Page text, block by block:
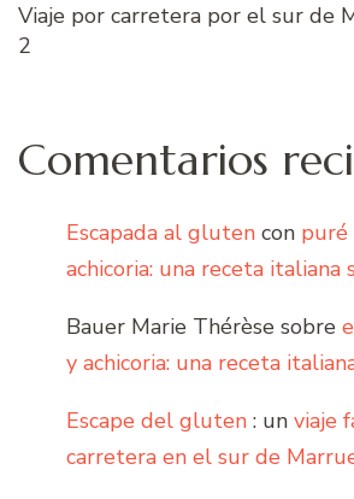
Viaje por carretera por el sur de
2
Comentarios
Escapada al gluten con puré
achicoria: una receta italiana
Bauer Marie Thérèse sobre
y achicoria: una receta
Escape del gluten : un viaje
carretera en el sur de